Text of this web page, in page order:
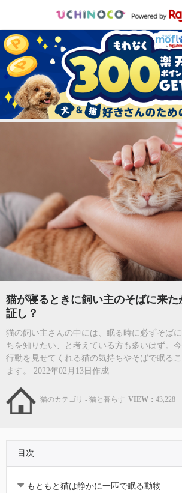
猫が寝るときに飼い主のそばに来
証し？
猫の飼い主さんの中には、眠る時に必ずそば
ちを知りたい、と考えている方も多いはず。
行動を見せてくれる猫の気持ちやそばで眠る
ます。 2022年02月13日作成
猫のカテゴリ - 猫と暮らす VIEW： 43,228
目次
もともと猫は静かに一匹で眠る動物